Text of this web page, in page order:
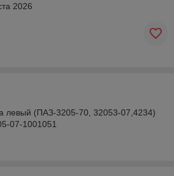
2026
левый (ПАЗ-3205-70, 32053-07,4234)
07-1001051